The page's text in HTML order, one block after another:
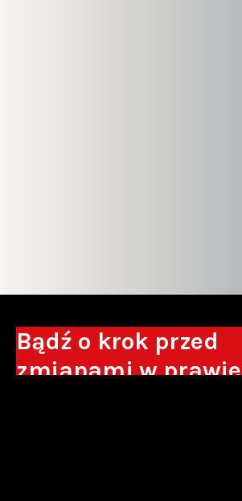
Bądź o krok przed
zmianami w prawie